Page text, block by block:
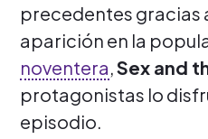
precedentes gracias
aparición en la
noventera, Sex and
protagonistas lo
episodio.